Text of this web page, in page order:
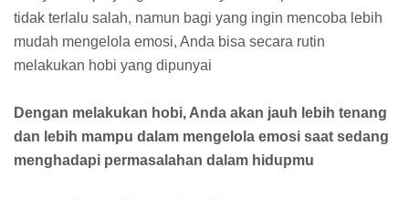
tidak terlalu salah, namun bagi yang ingin mencoba lebih
mudah mengelola emosi, Anda bisa secara rutin
melakukan hobi yang dipunyai
Dengan melakukan hobi, Anda akan jauh lebih tenang
dan lebih mampu dalam mengelola emosi saat sedang
menghadapi permasalahan dalam hidupmu